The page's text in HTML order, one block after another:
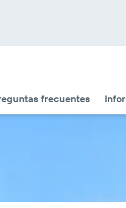
frecuentes